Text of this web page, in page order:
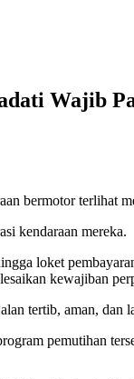
Wajib
bermotor
kendaraan mereka.
loket
kewajiban
tertib, aman,
pemutihan